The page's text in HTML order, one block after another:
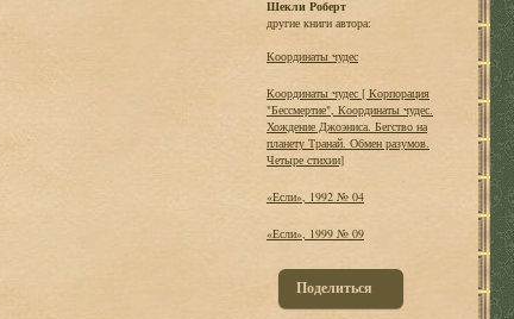
Шекли Роберт
другие книги автора:
Координаты чудес
Координаты чудес [ Корпорация
"Бессмертие", Координаты чудес.
Хождение Джоэниса. Бегство на
планету Транай. Обмен разумов.
Четыре стихии]
«Если», 1992 № 04
«Если», 1999 № 09
Поделиться